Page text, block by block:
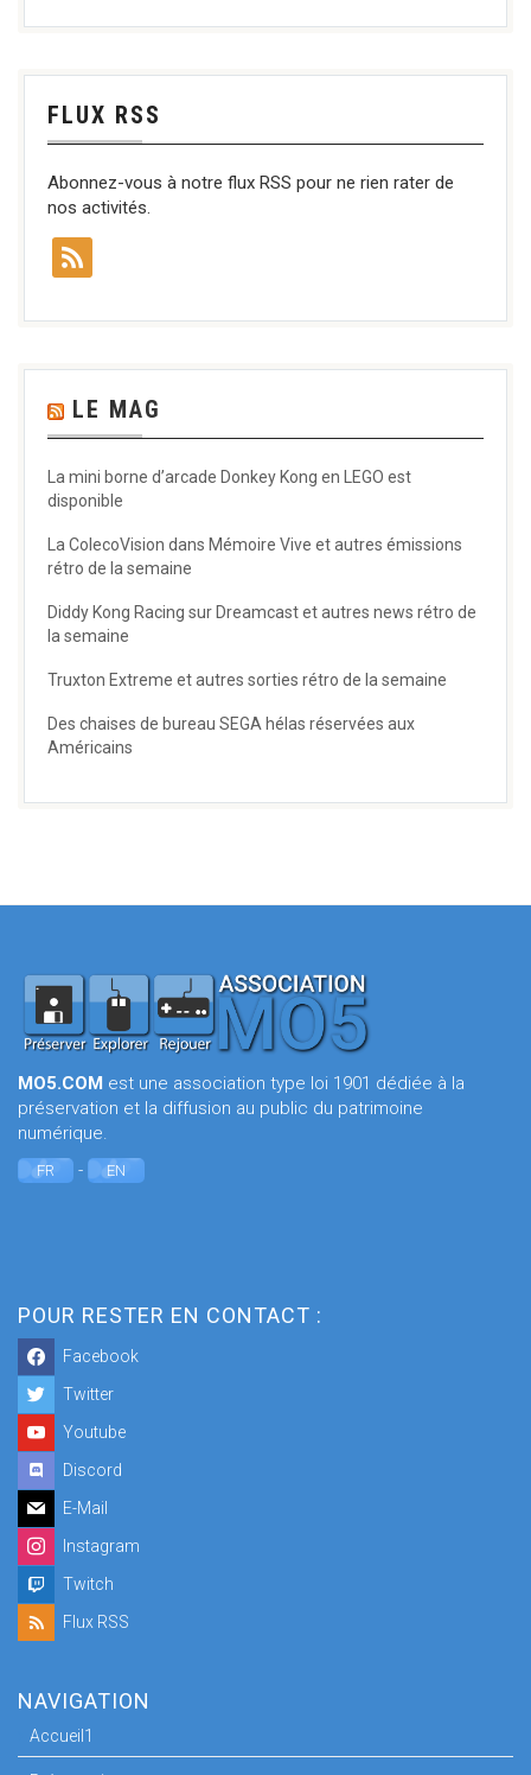
FLUX RSS
Abonnez-vous à notre flux RSS pour ne rien rater de
nos activités.
LE MAG
La mini borne d’arcade Donkey Kong en LEGO est
disponible
La ColecoVision dans Mémoire Vive et autres émissions
rétro de la semaine
Diddy Kong Racing sur Dreamcast et autres news rétro de
la semaine
Truxton Extreme et autres sorties rétro de la semaine
Des chaises de bureau SEGA hélas réservées aux
Américains
MO5.COM est une association type loi 1901 dédiée à la
préservation et la diffusion au public du patrimoine
numérique.
FR - EN
POUR RESTER EN CONTACT :
Facebook
Twitter
Youtube
Discord
E-Mail
Instagram
Twitch
Flux RSS
NAVIGATION
Accueil1